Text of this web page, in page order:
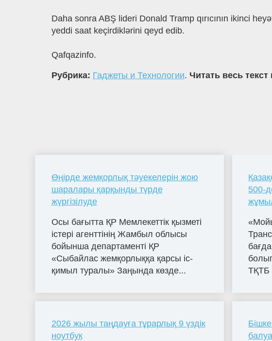
Daha sonra ABŞ lideri Donald Tramp qırıcının ikinci
yeddi saat keçirdiklərini qeyd edib.
Qafqazinfo.
Рубрика: Гаджеты и Технологии. Читать весь текст
Өңірде жемқорлық тәуекелерін жою
шаралары қарқынды түрде
жүргізілуде
Осы бағытта ҚР Мемлекеттік қызметі
істері агенттінің Жамбыл облысы
бойынша департаменті ҚР
«Сыбайлас жемқорлыққа қарсы іс-
қимыл туралы» Заңында көзде...
2026 жылы таңдауға тұрарлық 9 үздік
ноутбук
500-
ТҚТБ